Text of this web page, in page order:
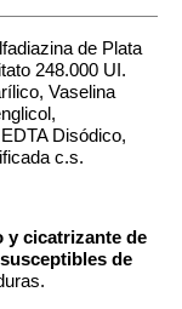
de Plata
248.000 UI.
Vaselina
Disódico,
c.s.
y cicatrizante de
de